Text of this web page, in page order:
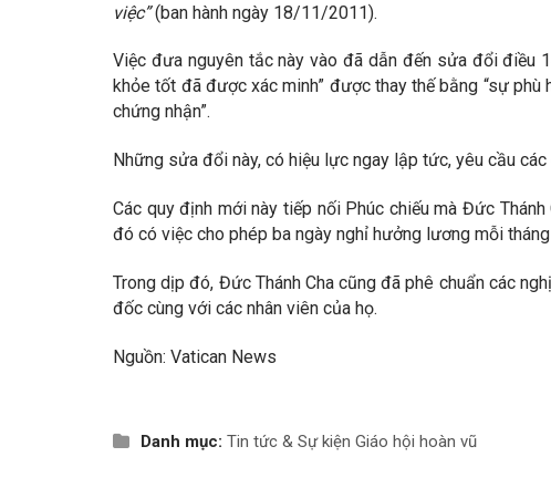
việc”(ban hành ngày 18/11/2011).
Việc đưa nguyên tắc này vào đã dẫn đến sửa đổi điều
khỏe tốt đã được xác minh” được thay thế bằng “sự
chứng nhận”.
Những sửa đổi này, có hiệu lực ngay lập tức, yêu cầu
Các quy định mới này tiếp nối Phúc chiếu mà Đức
đó có việc cho phép ba ngày nghỉ hưởng lương mỗi
Trong dịp đó, Đức Thánh Cha cũng đã phê chuẩn các
đốc cùng với các nhân viên của họ.
Nguồn: Vatican News
Danh mục: Tin tức & Sự kiện Giáo hội hoàn vũ